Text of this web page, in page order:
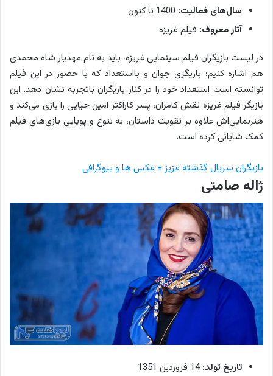
سال‌های فعالیت:
آثار معروف: فیلم غریزه
در لیست بازیگران فیلم سینمایی غریزه، باید به نام مهدیار شاه محمدی
هم اشاره کنیم؛ بازیگری جوان و بااستعداد که با حضور در این فیلم
توانسته است استعداد خود را در کنار بازیگران باتجربه نشان دهد. این
بازیگر فیلم غریزه نقش کامران، پسر کاراکتر امین حیایی را بازی می‌کند و
هنرنمایی‌اش علاوه بر تقویت داستان، به تنوع و پویایی بازی‌های فیلم
کمک شایانی کرده است.
بازیگران سریال گذشته عزیز + عکس ها و بیوگرافی
ژاله صامتی
تاریخ تولد:14 فروردین 1351